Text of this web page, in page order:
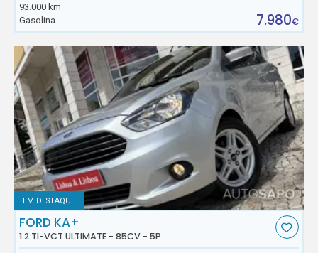
93.000 km
Gasolina
7.980€
EM DESTAQUE
FORD KA+
1.2 TI-VCT ULTIMATE - 85CV - 5P